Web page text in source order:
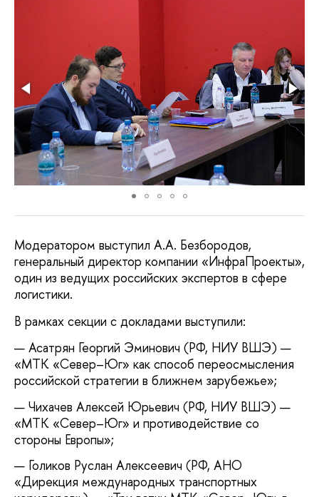
Модератором выступил А.А. Безбородов,
генеральный директор компании «ИнфраПроекты»,
один из ведущих российских экспертов в сфере
логистики.
В рамках секции с докладами выступили:
Асатрян Георгий Эминович (РФ, НИУ ВШЭ) —
«МТК «Север–Юг» как способ переосмысления
российской стратегии в ближнем зарубежье»;
Чихачев Алексей Юрьевич (РФ, НИУ ВШЭ) —
«МТК «Север–Юг» и противодействие со
стороны Европы»;
Голиков Руслан Алексеевич (РФ, АНО
«Дирекция международных транспортных